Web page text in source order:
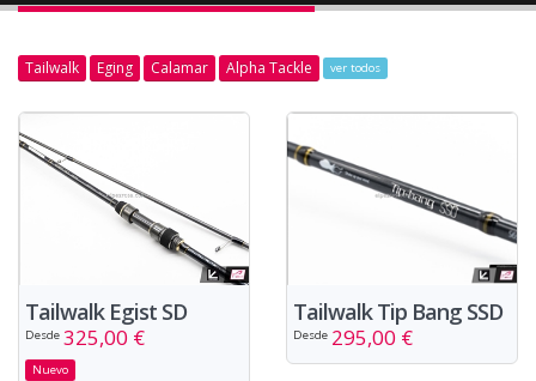
Tailwalk Eging Calamar Alpha Tackle ver todos
Tailwalk Egist SD
Desde 325,00 €
Nuevo
Tailwalk Tip Bang SSD
Desde 295,00 €